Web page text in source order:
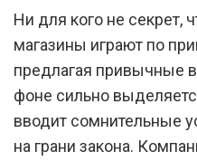
Wildberries
списания с
Ни для кого не секрет,
магазины играют по
предлагая привычные
фоне сильно
вводит сомнительные
на грани закона.